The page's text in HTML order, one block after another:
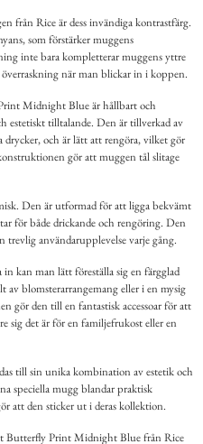
från Rice är dess invändiga kontrastfärg.
som förstärker muggens
inte bara kompletterar muggens yttre
när man blickar in i koppen.
Midnight Blue är hållbart och
estetiskt tilltalande. Den är tillverkad av
drycker, och är lätt att rengöra, vilket gör
gör att muggen tål slitage
Den är utformad för att ligga bekvämt
för både drickande och rengöring. Den
användarupplevelse varje gång.
kan man lätt föreställa sig en färgglad
blomsterarrangemang eller i en mysig
gör den till en fantastisk accessoar för att
sig det är för en familjefrukost eller en
till sin unika kombination av estetik och
speciella mugg blandar praktisk
att den sticker ut i deras kollektion.
Butterfly Print Midnight Blue från Rice